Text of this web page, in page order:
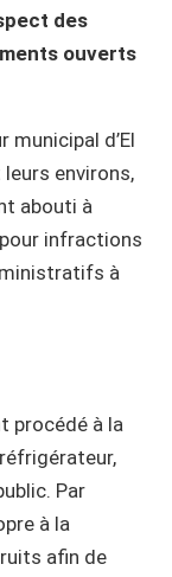
des
ouverts
d’El
environs,
abouti à
infractions
à
procédé à la
Par
à la
afin de